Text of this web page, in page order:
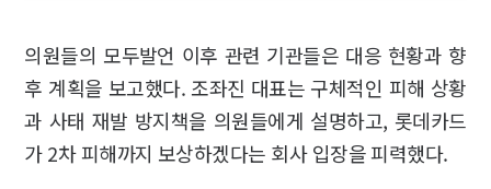
의원들의 모두발언 이후 관련 기관들은 대응 현황과 향
후 계획을 보고했다. 조좌진 대표는 구체적인 피해 상황
과 사태 재발 방지책을 의원들에게 설명하고, 롯데카드
가 2차 피해까지 보상하겠다는 회사 입장을 피력했다.